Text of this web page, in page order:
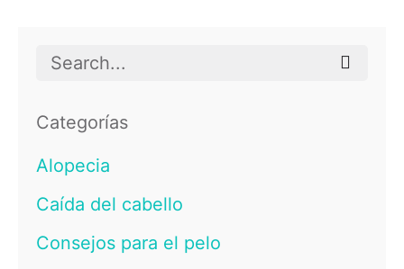
Search
Categorías
Alopecia
Caída del cabello
Consejos para el pelo